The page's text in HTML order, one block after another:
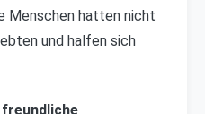
Menschen hatten nicht
und halfen sich
freundliche